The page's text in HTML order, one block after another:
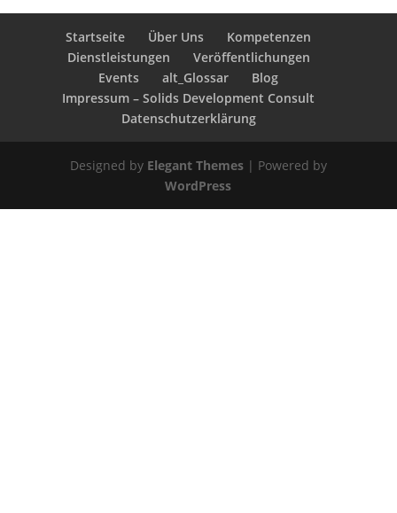
Startseite Über Uns
Kompetenzen
Dienstleistungen
Veröffentlichungen
Events
alt_Glossar
Blog
Impressum – Solids Development Consult
Datenschutzerklärung
Designed by Elegant Themes| Powered by
WordPress